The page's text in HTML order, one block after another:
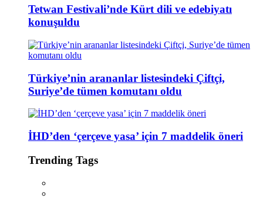
Tetwan Festivali’nde Kürt dili ve edebiyatı
konuşuldu
Türkiye’nin arananlar listesindeki Çiftçi,
Suriye’de tümen komutanı oldu
İHD’den ‘çerçeve yasa’ için 7 maddelik öneri
Trending Tags